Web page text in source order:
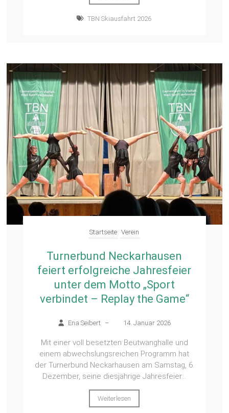
TBN Skiausfahrt 2026
Startseite Verein
Turnerbund Neckarhausen
feiert erfolgreiche Jahresfeier
unter dem Motto „Sport
verbindet – Replay the Game“
Ena Seibert – 14. Januar 2026
Mit einer voll besetzten Beutwanghalle und
einem abwechslungsreichen Programm hat
der Turnerbund Neckarhausen am Samstag, 6.
Dezember, seine diesjährige Jahresfeier...
Weiterlesen